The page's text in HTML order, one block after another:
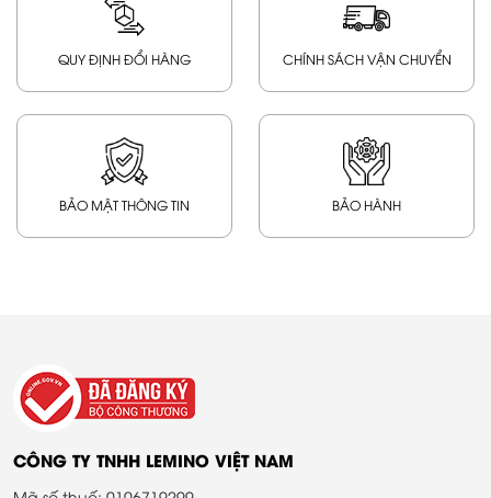
QUY ĐỊNH ĐỔI HÀNG CHÍNH SÁCH VẬN CHUYỂN
BẢO MẬT THÔNG TIN BẢO HÀNH
CÔNG TY TNHH LEMINO VIỆT NAM